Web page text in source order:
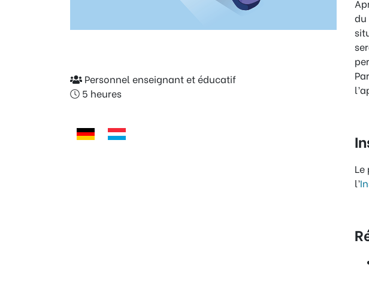
Personnel enseignant et éducatif
5 heures
du
Le
l’